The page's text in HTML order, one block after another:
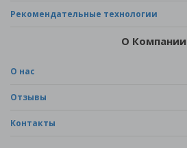
Рекомендательные технологии
О Компании
О нас
Отзывы
Контакты